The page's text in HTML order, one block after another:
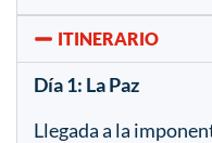
ITINERARIO
Día 1: La Paz
Llegada a la